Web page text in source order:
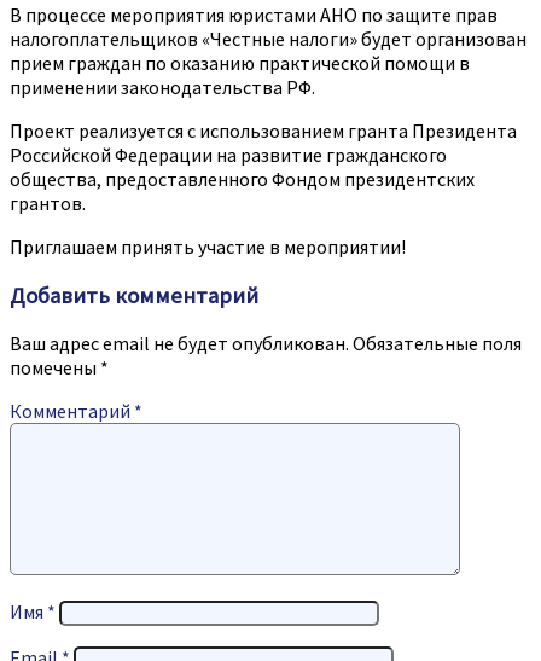
В процессе мероприятия юристами АНО по защите прав
налогоплательщиков «Честные налоги» будет организован
прием граждан по оказанию практической‌ помощи в
применении законодательства РФ.
Проект реализуется с использованием гранта Президента
Российской Федерации на развитие гражданского
общества, предоставленного Фондом президентских
грантов.
Приглашаем принять участие в мероприятии!
Добавить комментарий
Ваш адрес email не будет опубликован. Обязательные поля
помечены *
Комментарий *
Имя *